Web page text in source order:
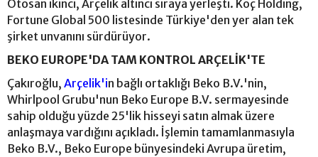
Otosan ikinci, Arçelik altıncı sıraya yerleşti. Koç Holding,
Fortune Global 500 listesinde Türkiye'den yer alan tek
şirket unvanını sürdürüyor.
BEKO EUROPE'DA TAM KONTROL ARÇELİK'TE
Çakıroğlu, Arçelik'in bağlı ortaklığı Beko B.V.'nin,
Whirlpool Grubu'nun Beko Europe B.V. sermayesinde
sahip olduğu yüzde 25'lik hisseyi satın almak üzere
anlaşmaya vardığını açıkladı. İşlemin tamamlanmasıyla
Beko B.V., Beko Europe bünyesindeki Avrupa üretim,